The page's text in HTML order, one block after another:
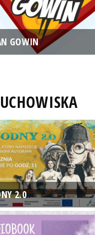
GOWIN
2.0